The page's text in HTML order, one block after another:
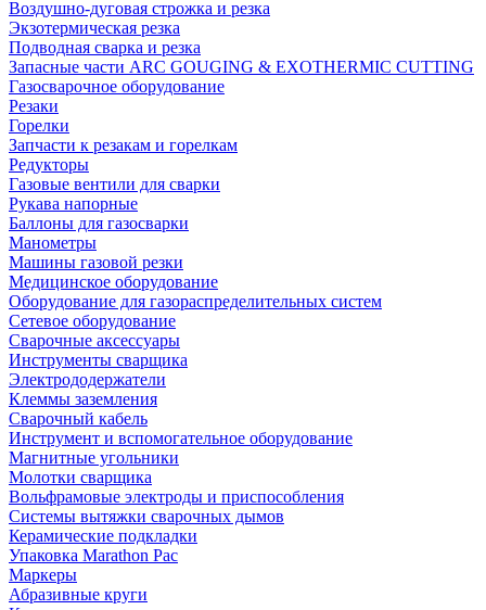
Воздушно-дуговая строжка и резка
Экзотермическая резка
Подводная сварка и резка
Запасные части ARC GOUGING & EXOTHERMIC CUTTING
Газосварочное оборудование
Резаки
Горелки
Запчасти к резакам и горелкам
Редукторы
Газовые вентили для сварки
Рукава напорные
Баллоны для газосварки
Манометры
Машины газовой резки
Медицинское оборудование
Оборудование для газораспределительных систем
Сетевое оборудование
Сварочные аксессуары
Инструменты сварщика
Электрододержатели
Клеммы заземления
Сварочный кабель
Инструмент и вспомогательное оборудование
Магнитные угольники
Молотки сварщика
Вольфрамовые электроды и приспособления
Системы вытяжки сварочных дымов
Керамические подкладки
Упаковка Marathon Pac
Маркеры
Абразивные круги